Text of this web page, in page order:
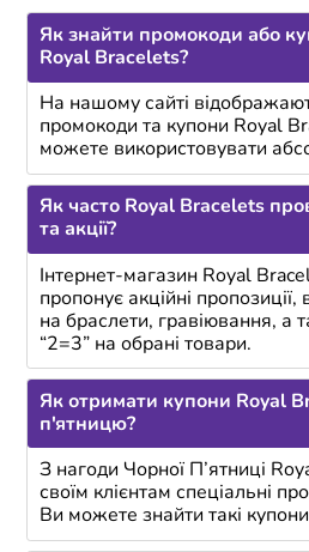
Як знайти промокоди або
Royal Bracelets?
На нашому сайті
промокоди та купони Royal
можете використовувати
Як часто Royal Bracelets
та акції?
Інтернет-магазин Royal
пропонує акційні
на браслети, гравіювання, а
“2=3” на обрані товари.
Як отримати купони Royal
п'ятницю?
З нагоди Чорної П’ятниці
своїм клієнтам спеціальні
Ви можете знайти такі